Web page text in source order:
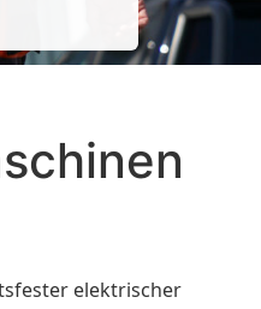
elektrischer